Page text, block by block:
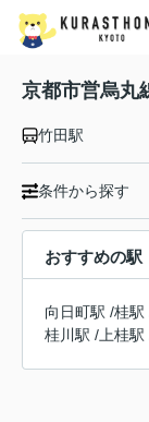
京都市営烏丸
竹田駅
条件から探す
おすすめの駅
向日町駅 /桂駅
桂川駅 / 上桂駅